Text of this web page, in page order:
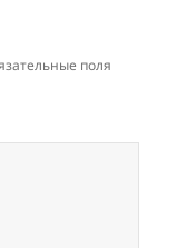
поля